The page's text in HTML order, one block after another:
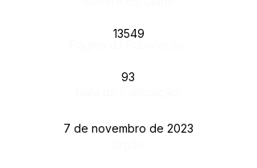
13549
93
7 de novembro de 2023